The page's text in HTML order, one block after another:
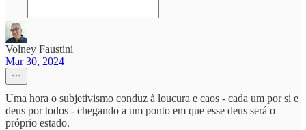
Volney Faustini
Mar 30, 2024
Uma hora o subjetivismo conduz à loucura e caos - cada um por si e
deus por todos - chegando a um ponto em que esse deus será o
próprio estado.